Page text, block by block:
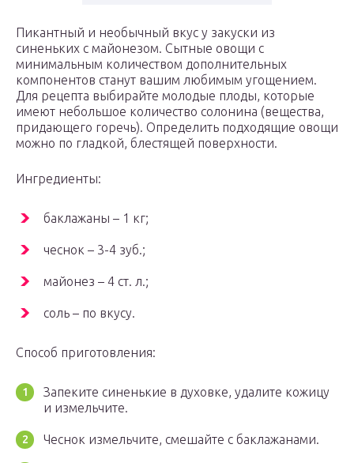
Пикантный и необычный вкус у закуски из
синеньких с майонезом. Сытные овощи с
минимальным количеством дополнительных
компонентов станут вашим любимым угощением.
Для рецепта выбирайте молодые плоды, которые
имеют небольшое количество солонина (вещества,
придающего горечь). Определить подходящие овощи
можно по гладкой, блестящей поверхности.
Ингредиенты:
баклажаны – 1 кг;
чеснок – 3-4 зуб.;
майонез – 4 ст. л.;
соль – по вкусу.
Способ приготовления:
Запеките синенькие в духовке, удалите кожицу
и измельчите.
Чеснок измельчите, смешайте с баклажанами.